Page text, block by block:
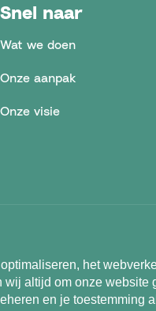
Snel naar
Wat we doen
Onze aanpak
Onze visie
het
altijd om onze
en je toestemming